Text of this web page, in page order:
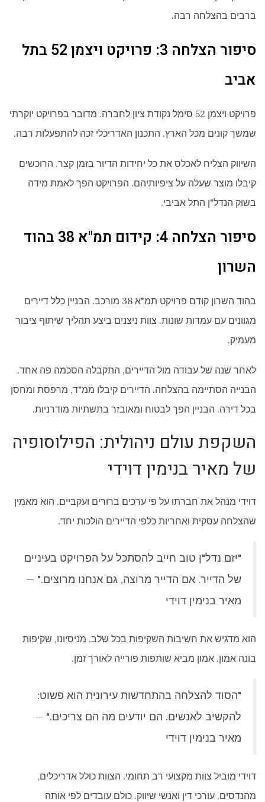
ברבים בהצלחה רבה.
סיפור הצלחה 3: פרויקט ויצמן 52 בתל
אביב
פרויקט ויצמן 52 סימל נקודת ציון לחברה. מדובר בפרויקט יוקרתי
שמשך קונים מכל הארץ. התכנון האדריכלי זכה להתפעלות רבה.
השיווק הצליח לאכלס את כל יחידות הדיור בזמן קצר. הרוכשים
קיבלו מוצר שעלה על ציפיותיהם. הפרויקט הפך לאמת מידה
בשוק הנדל"ן התל אביבי.
סיפור הצלחה 4: קידום תמ"א 38 בהוד
השרון
בהוד השרון קודם פרויקט תמ"א 38 מורכב. הבניין כלל דיירים
מגוונים עם עמדות שונות. צוות ניצנים ביצע תהליך שיתוף ציבור
מעמיק.
לאחר שנה של עבודה מול הדיירים, התקבלה הסכמה פה אחד.
הבנייה הסתיימה בהצלחה. הדיירים קיבלו ממ"ד, מרפסת ומחסן
בכל דירה. הבניין הפך לבטוח ומאובזר בתשתיות מודרניות.
השקפת עולם ניהולית: הפילוסופיה
של מאיר בנימין דוידי
דוידי מנהל את חברתו על פי ערכים ברורים ועקביים. הוא מאמין
שהצלחה עסקית ואחריות כלפי הדיירים הולכות יחד.
"יזם נדל"ן טוב חייב להסתכל על הפרויקט בעיניים
של הדייר. אם הדייר מרוצה, גם אנחנו מרוצים." —
מאיר בנימין דוידי
הוא מדגיש את חשיבות השקיפות בכל שלב. מניסיונו, שקיפות
בונה אמון. אמון מביא שותפות פורייה לאורך זמן.
"הסוד להצלחה בהתחדשות עירונית הוא פשוט:
להקשיב לאנשים. הם יודעים מה הם צריכים." —
מאיר בנימין דוידי
דוידי מוביל צוות מקצועי רב תחומי. הצוות כולל אדריכלים,
מהנדסים, עורכי דין ואנשי שיווק. כולם עובדים לפי אותה